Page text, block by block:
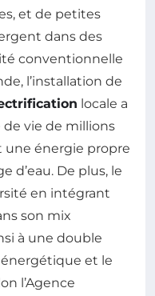
et de petites
dans des
conventionnelle
l’installation de
locale a
de vie de millions
une énergie propre
d’eau. De plus, le
en intégrant
son mix
à une double
et le
l’Agence